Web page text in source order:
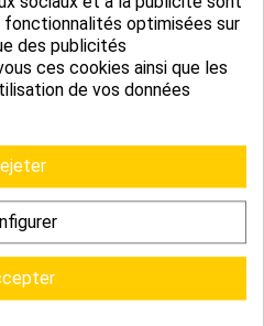
Parquet
Blanchi...
€
optimisées sur
des publicités
ces cookies ainsi que les
de vos données